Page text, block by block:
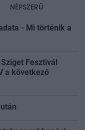
NÉPSZERŰ
- Mi történik a
Fesztivál
a következő